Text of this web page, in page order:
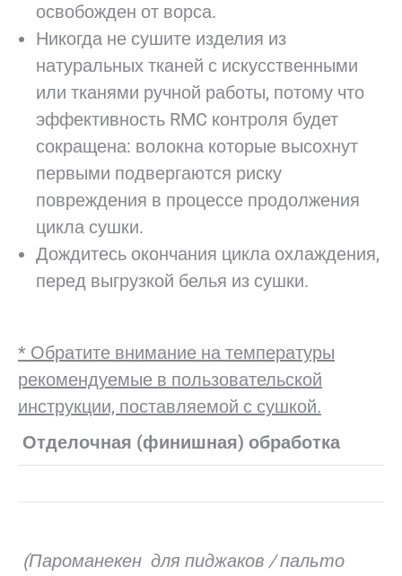
освобожден от ворса.
Никогда не сушите изделия из
натуральных тканей с искусственными
или тканями ручной работы, потому что
эффективность RMC контроля будет
сокращена: волокна которые высохнут
первыми подвергаются риску
повреждения в процессе продолжения
цикла сушки.
Дождитесь окончания цикла охлаждения,
перед выгрузкой белья из сушки.
* Обратите внимание на температуры
рекомендуемые в пользовательской
инструкции, поставляемой с сушкой.
Отделочная (финишная) обработка
(Пароманекен для пиджаков / пальто